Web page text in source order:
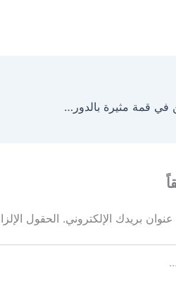
نانت يواجه رين في قمة مثيرة بالدوري الفرنسي
بريدك الإلكتروني. الحقول